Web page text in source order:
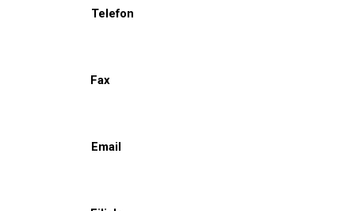
Telefon
Fax
Email